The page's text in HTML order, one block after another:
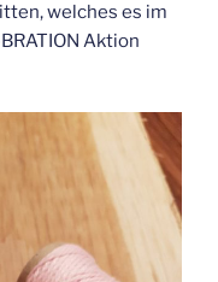
welches es im
Aktion